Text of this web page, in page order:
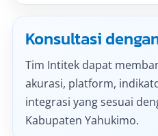
Konsultasi
Tim Intitek dapat
akurasi, platform,
integrasi yang sesuai
Kabupaten Yahukimo.